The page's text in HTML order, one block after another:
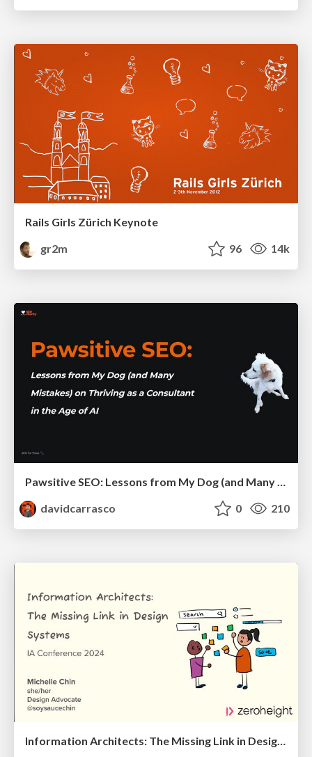
Rails Girls Zürich Keynote
gr2m
96 14k
Pawsitive SEO: Lessons from My Dog (and Many Mistakes) on Thriving as a Consultant in the Age of AI
davidcarrasco
0 210
Information Architects: The Missing Link in Design Systems